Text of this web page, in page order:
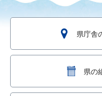
県庁舎
県の